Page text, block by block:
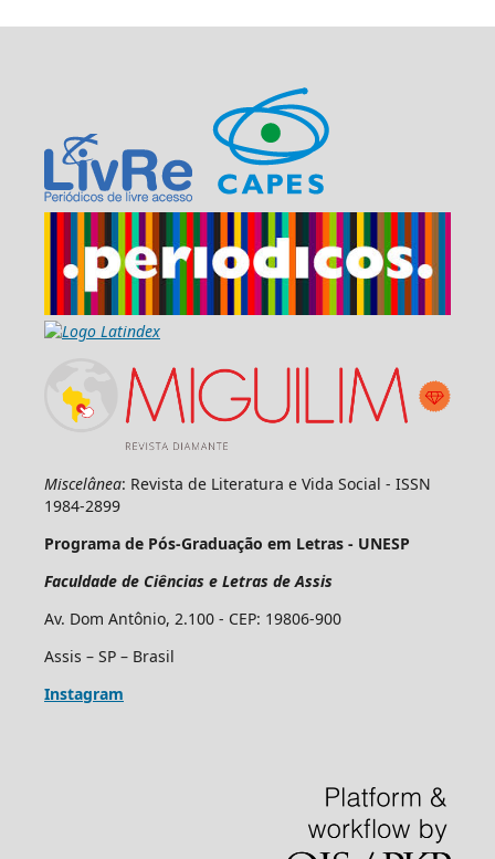
Miscelânea: Revista de Literatura e Vida Social - ISSN
1984-2899
Programa de Pós-Graduação em Letras - UNESP
Faculdade de Ciências e Letras de Assis
Av. Dom Antônio, 2.100 - CEP: 19806-900
Assis – SP – Brasil
Instagram